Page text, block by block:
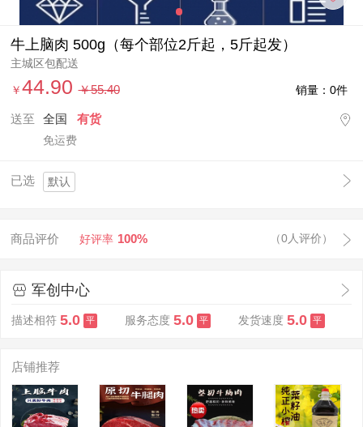
牛上脑肉 500g（每个部位2斤起，5斤起发）
主城区包配送
￥ 44.90 ￥55.40 销量：0件
送至 全国 有货
免运费
已选 默认
商品评价 好评率 100% （0人评价）
军创中心
描述相符 5.0 平 服务态度 5.0 平 发货速度5.0 平
店铺推荐